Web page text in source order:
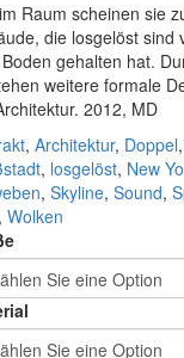
Raum scheinen sie
die losgelöst sind
gehalten hat.
weitere formale
2012, MD
, Architektur, Doppel,
, losgelöst, New
, Skyline, Sound,
, Wolken